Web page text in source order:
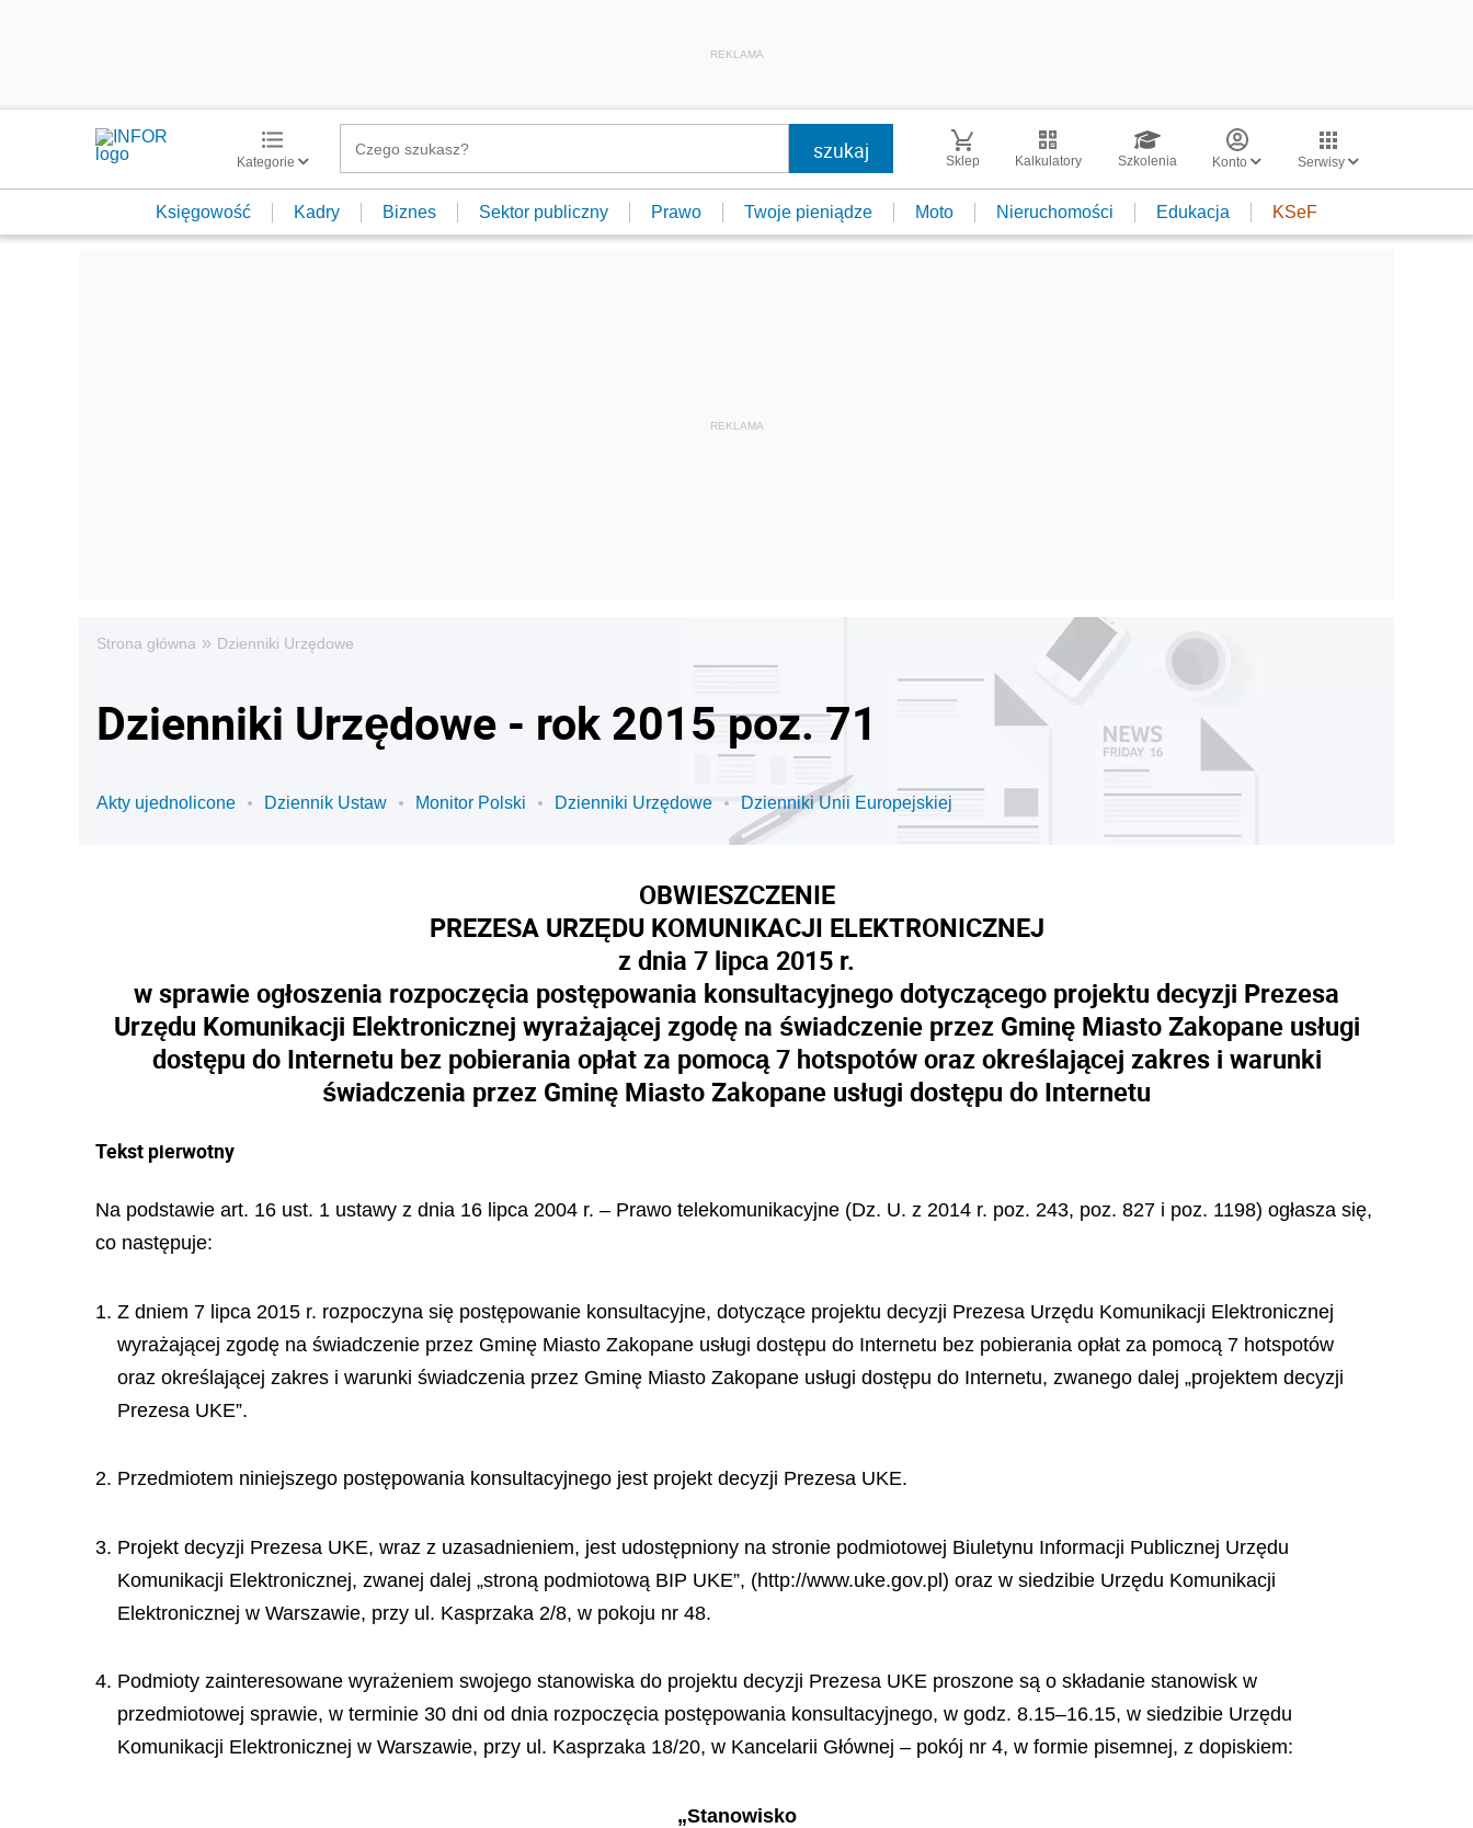
REKLAMA
Kategorie Sklep Kalkulatory Szkolenia Konto Serwisy
Księgowość Kadry Biznes Sektor publiczny Prawo Twoje pieniądze Moto Nieruchomości Edukacja KSeF
Strona główna » Dzienniki Urzędowe
Dzienniki Urzędowe - rok 2015 poz. 71
Akty ujednolicone Dziennik Ustaw Monitor Polski Dzienniki Urzędowe Dzienniki Unii Europejskiej
OBWIESZCZENIE
PREZESA URZĘDU KOMUNIKACJI ELEKTRONICZNEJ
z dnia 7 lipca 2015 r.
w sprawie ogłoszenia rozpoczęcia postępowania konsultacyjnego dotyczącego projektu decyzji Prezesa
Urzędu Komunikacji Elektronicznej wyrażającej zgodę na świadczenie przez Gminę Miasto Zakopane usługi
dostępu do Internetu bez pobierania opłat za pomocą 7 hotspotów oraz określającej zakres i warunki
świadczenia przez Gminę Miasto Zakopane usługi dostępu do Internetu
Tekst pierwotny
Na podstawie art. 16 ust. 1 ustawy z dnia 16 lipca 2004 r. – Prawo telekomunikacyjne (Dz. U. z 2014 r. poz. 243, poz. 827 i poz. 1198) ogłasza się,
co następuje:
1. Z dniem 7 lipca 2015 r. rozpoczyna się postępowanie konsultacyjne, dotyczące projektu decyzji Prezesa Urzędu Komunikacji Elektronicznej
wyrażającej zgodę na świadczenie przez Gminę Miasto Zakopane usługi dostępu do Internetu bez pobierania opłat za pomocą 7 hotspotów
oraz określającej zakres i warunki świadczenia przez Gminę Miasto Zakopane usługi dostępu do Internetu, zwanego dalej „projektem decyzji
Prezesa UKE”.
2. Przedmiotem niniejszego postępowania konsultacyjnego jest projekt decyzji Prezesa UKE.
3. Projekt decyzji Prezesa UKE, wraz z uzasadnieniem, jest udostępniony na stronie podmiotowej Biuletynu Informacji Publicznej Urzędu
Komunikacji Elektronicznej, zwanej dalej „stroną podmiotową BIP UKE”, (http://www.uke.gov.pl) oraz w siedzibie Urzędu Komunikacji
Elektronicznej w Warszawie, przy ul. Kasprzaka 2/8, w pokoju nr 48.
4. Podmioty zainteresowane wyrażeniem swojego stanowiska do projektu decyzji Prezesa UKE proszone są o składanie stanowisk w
przedmiotowej sprawie, w terminie 30 dni od dnia rozpoczęcia postępowania konsultacyjnego, w godz. 8.15–16.15, w siedzibie Urzędu
Komunikacji Elektronicznej w Warszawie, przy ul. Kasprzaka 18/20, w Kancelarii Głównej – pokój nr 4, w formie pisemnej, z dopiskiem:
„Stanowisko